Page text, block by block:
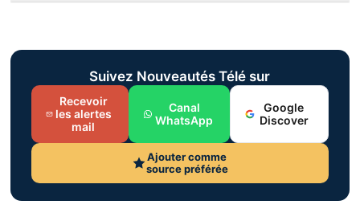
Suivez Nouveautés Télé sur
Recevoir
les alertes
mail
Canal
WhatsApp
Google
Discover
Ajouter comme
source préférée